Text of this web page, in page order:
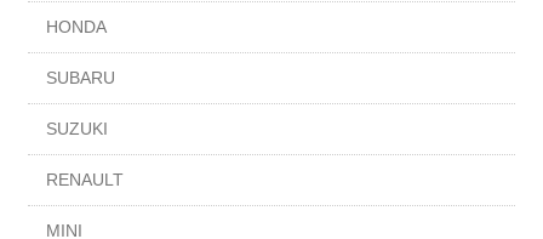
HONDA
SUBARU
SUZUKI
RENAULT
MINI